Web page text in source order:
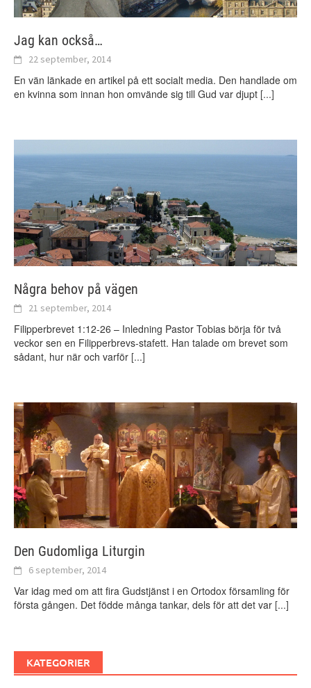
Jag kan också…
22 september, 2014
En vän länkade en artikel på ett socialt media. Den handlade om
en kvinna som innan hon omvände sig till Gud var djupt [...]
Några behov på vägen
21 september, 2014
Filipperbrevet 1:12-26 – Inledning Pastor Tobias börja för två
veckor sen en Filipperbrevs-stafett. Han talade om brevet som
sådant, hur när och varför [...]
Den Gudomliga Liturgin
6 september, 2014
Var idag med om att fira Gudstjänst i en Ortodox församling för
första gången. Det födde många tankar, dels för att det var [...]
KATEGORIER